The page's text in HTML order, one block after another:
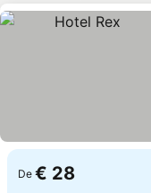
De € 28